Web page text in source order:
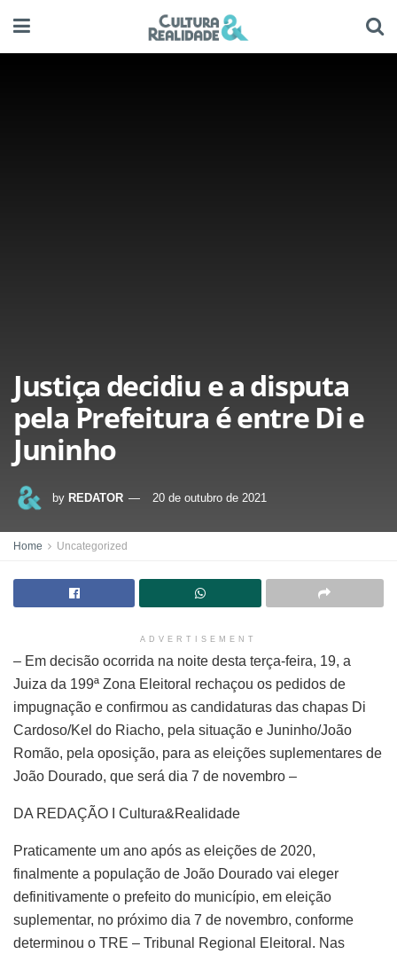
Justiça decidiu e a disputa
pela Prefeitura é entre Di e
Juninho
by REDATOR 20 de outubro de 2021
Home Uncategorized
ADVERTISEMENT
– Em decisão ocorrida na noite desta terça-feira, 19, a
Juiza da 199ª Zona Eleitoral rechaçou os pedidos de
impugnação e confirmou as candidaturas das chapas Di
Cardoso/Kel do Riacho, pela situação e Juninho/João
Romão, pela oposição, para as eleições suplementares de
João Dourado, que será dia 7 de novembro –
DA REDAÇÃO I Cultura&Realidade
Praticamente um ano após as eleições de 2020,
finalmente a população de João Dourado vai eleger
definitivamente o prefeito do município, em eleição
suplementar, no próximo dia 7 de novembro, conforme
determinou o TRE – Tribunal Regional Eleitoral. Nas